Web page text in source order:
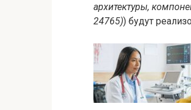
архитектуры,
24765)) будут